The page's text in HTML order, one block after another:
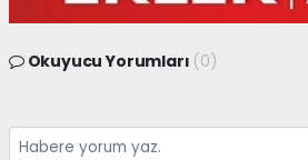
Okuyucu Yorumları (0)